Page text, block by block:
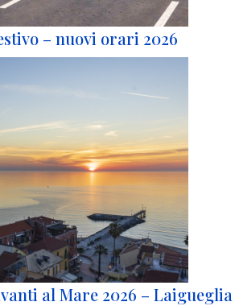
– nuovi orari 2026
al Mare 2026 – Laigueglia